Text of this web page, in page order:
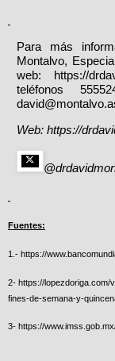
Para más
Montalvo,
web: https://
teléfonos
Web:https://
Fuentes:
1.- https://
2- https://lopezdoriga.com/
fines-de-semana-y-
3- https://